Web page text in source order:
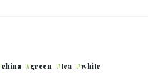
china green tea white